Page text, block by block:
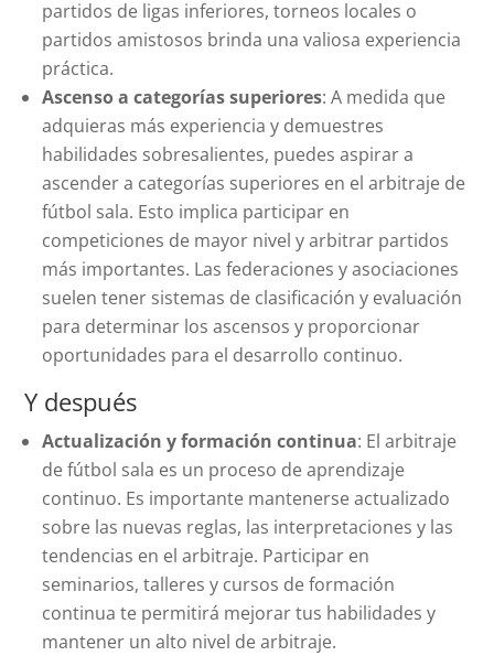
partidos de ligas inferiores, torneos locales o
partidos amistosos brinda una valiosa experiencia
práctica.
Ascenso a categorías superiores: A medida que
adquieras más experiencia y demuestres
habilidades sobresalientes, puedes aspirar a
ascender a categorías superiores en el arbitraje de
fútbol sala. Esto implica participar en
competiciones de mayor nivel y arbitrar partidos
más importantes. Las federaciones y asociaciones
suelen tener sistemas de clasificación y evaluación
para determinar los ascensos y proporcionar
oportunidades para el desarrollo continuo.
Y después
Actualización y formación continua: El arbitraje
de fútbol sala es un proceso de aprendizaje
continuo. Es importante mantenerse actualizado
sobre las nuevas reglas, las interpretaciones y las
tendencias en el arbitraje. Participar en
seminarios, talleres y cursos de formación
continua te permitirá mejorar tus habilidades y
mantener un alto nivel de arbitraje.